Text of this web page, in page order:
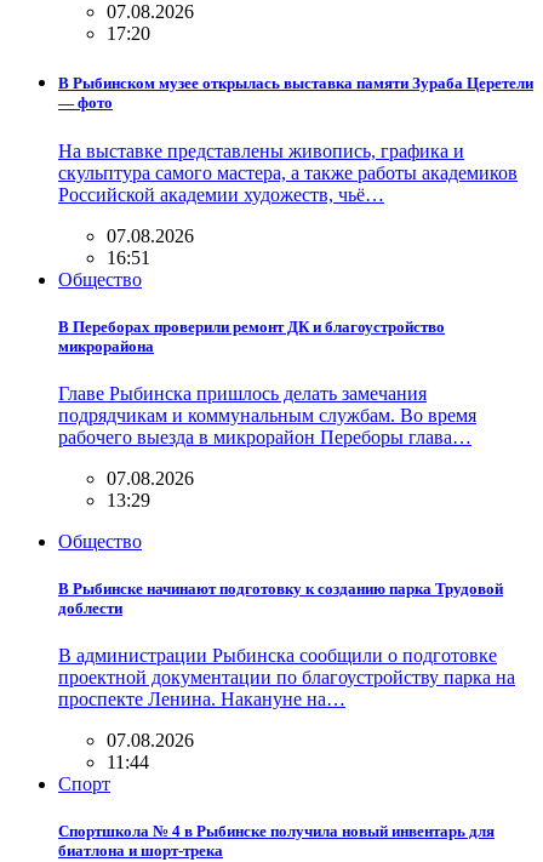
07.08.2026
17:20
В Рыбинском музее открылась выставка памяти Зураба Церетели
— фото
На выставке представлены живопись, графика и
скульптура самого мастера, а также работы академиков
Российской академии художеств, чьё…
07.08.2026
16:51
Общество
В Переборах проверили ремонт ДК и благоустройство
микрорайона
Главе Рыбинска пришлось делать замечания
подрядчикам и коммунальным службам. Во время
рабочего выезда в микрорайон Переборы глава…
07.08.2026
13:29
Общество
В Рыбинске начинают подготовку к созданию парка Трудовой
доблести
В администрации Рыбинска сообщили о подготовке
проектной документации по благоустройству парка на
проспекте Ленина. Накануне на…
07.08.2026
11:44
Спорт
Спортшкола № 4 в Рыбинске получила новый инвентарь для
биатлона и шорт-трека